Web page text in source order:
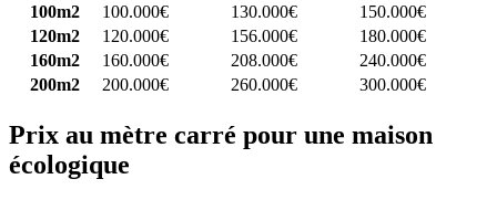
100m2
100.000€ 130.000€
150.000€
120m2
120.000€ 156.000€
180.000€
160m2
160.000€ 208.000€
240.000€
200m2
200.000€ 260.000€ 300.000€
Prix au mètre carré pour une maison
écologique